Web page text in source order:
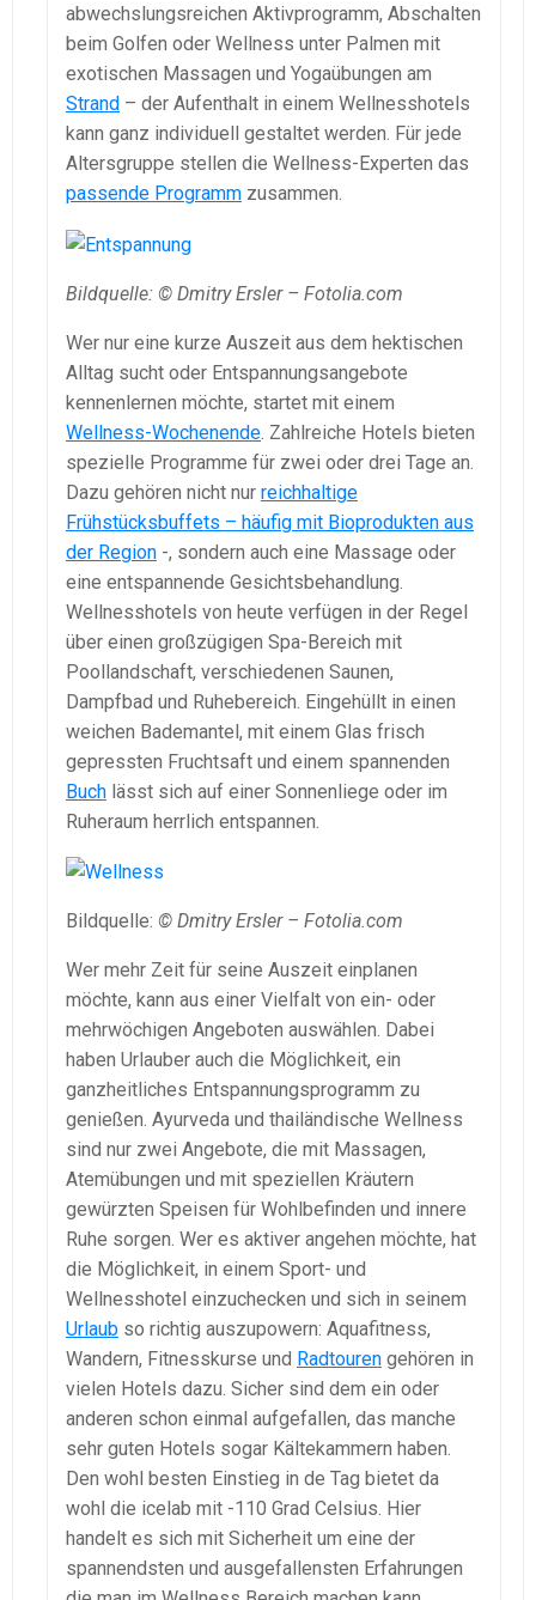
abwechslungsreichen Aktivprogramm, Abschalten
beim Golfen oder Wellness unter Palmen mit
exotischen Massagen und Yogaübungen am
Strand – der Aufenthalt in einem Wellnesshotels
kann ganz individuell gestaltet werden. Für jede
Altersgruppe stellen die Wellness-Experten das
passende Programm zusammen.
Bildquelle: © Dmitry Ersler – Fotolia.com
Wer nur eine kurze Auszeit aus dem hektischen
Alltag sucht oder Entspannungsangebote
kennenlernen möchte, startet mit einem
Wellness-Wochenende . Zahlreiche Hotels bieten
spezielle Programme für zwei oder drei Tage an.
Dazu gehören nicht nur reichhaltige
Frühstücksbuffets – häufig mit Bioprodukten aus
der Region -, sondern auch eine Massage oder
eine entspannende Gesichtsbehandlung.
Wellnesshotels von heute verfügen in der Regel
über einen großzügigen Spa-Bereich mit
Poollandschaft, verschiedenen Saunen,
Dampfbad und Ruhebereich. Eingehüllt in einen
weichen Bademantel, mit einem Glas frisch
gepressten Fruchtsaft und einem spannenden
Buch lässt sich auf einer Sonnenliege oder im
Ruheraum herrlich entspannen.
Bildquelle: © Dmitry Ersler – Fotolia.com
Wer mehr Zeit für seine Auszeit einplanen
möchte, kann aus einer Vielfalt von ein- oder
mehrwöchigen Angeboten auswählen. Dabei
haben Urlauber auch die Möglichkeit, ein
ganzheitliches Entspannungsprogramm zu
genießen. Ayurveda und thailändische Wellness
sind nur zwei Angebote, die mit Massagen,
Atemübungen und mit speziellen Kräutern
gewürzten Speisen für Wohlbefinden und innere
Ruhe sorgen. Wer es aktiver angehen möchte, hat
die Möglichkeit, in einem Sport- und
Wellnesshotel einzuchecken und sich in seinem
Urlaub so richtig auszupowern: Aquafitness,
Wandern, Fitnesskurse und Radtouren gehören in
vielen Hotels dazu. Sicher sind dem ein oder
anderen schon einmal aufgefallen, das manche
sehr guten Hotels sogar Kältekammern haben.
Den wohl besten Einstieg in de Tag bietet da
wohl die icelab mit -110 Grad Celsius. Hier
handelt es sich mit Sicherheit um eine der
spannendsten und ausgefallensten Erfahrungen